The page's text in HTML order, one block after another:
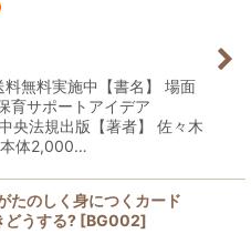
む
無料実施中【書名】 場面
サポートアイデア
央法規出版【著者】 佐々木
本体2,000…
たのしく身につくカード
どうする? [BG002]